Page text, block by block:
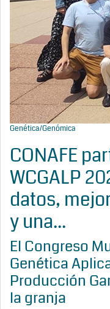
Genética/Genómica
CONAFE
WCGALP
datos,
y una...
El Congreso
Genética
Producción
la granja